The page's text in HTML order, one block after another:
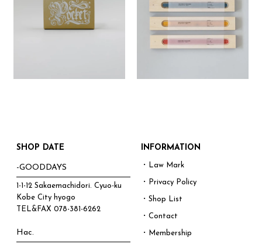
SHOP DATE
-GOODDAYS
1-1-12 Sakaemachidori. Cyuo-ku
Kobe City hyogo
TEL&FAX078-381-6262
Hac.
INFORMATION
・Law Mark
・Privacy Policy
・Shop List
・Contact
・Membership